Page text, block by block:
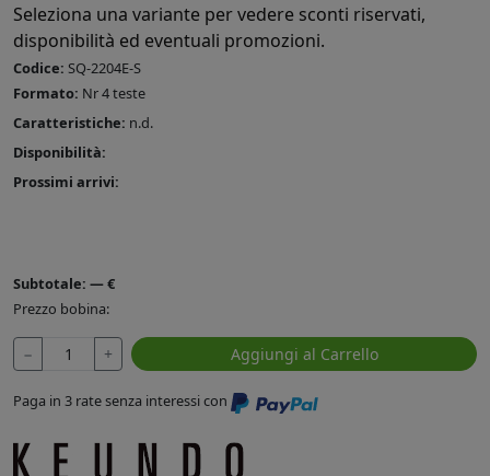
Seleziona una variante per vedere sconti riservati,
disponibilità ed eventuali promozioni.
Codice: SQ-2204E-S
Formato: Nr 4 teste
Caratteristiche: n.d.
Disponibilità:
Prossimi arrivi:
Subtotale: —€
Prezzo bobina:
− + Aggiungi al Carrello
Paga in 3 rate senza interessi con